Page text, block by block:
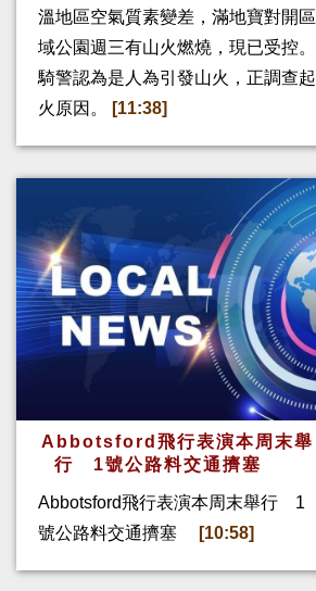
溫地區空氣質素變差，滿地寶對開區
域公園週三有山火燃燒，現已受控。
騎警認為是人為引發山火，正調查起
火原因。
[11:38]
Abbotsford飛行表演本周末舉
行 1號公路料交通擠塞
Abbotsford飛行表演本周末舉行 1
號公路料交通擠塞
[10:58]